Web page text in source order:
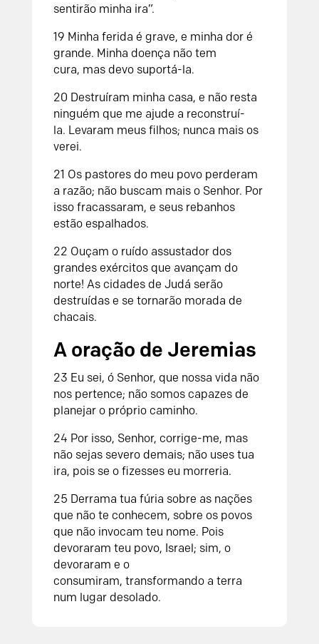
sentirão minha ira”.
19 Minha ferida é grave, e minha dor é
grande. Minha doença não tem
cura, mas devo suportá-la.
20 Destruíram minha casa, e não resta
ninguém que me ajude a reconstruí-
la. Levaram meus filhos; nunca mais os
verei.
21 Os pastores do meu povo perderam
a razão; não buscam mais o Senhor. Por
isso fracassaram, e seus rebanhos
estão espalhados.
22 Ouçam o ruído assustador dos
grandes exércitos que avançam do
norte! As cidades de Judá serão
destruídas e se tornarão morada de
chacais.
A oração de Jeremias
23 Eu sei, ó Senhor, que nossa vida não
nos pertence; não somos capazes de
planejar o próprio caminho.
24 Por isso, Senhor, corrige-me, mas
não sejas severo demais; não uses tua
ira, pois se o fizesses eu morreria.
25 Derrama tua fúria sobre as nações
que não te conhecem, sobre os povos
que não invocam teu nome. Pois
devoraram teu povo, Israel; sim, o
devoraram e o
consumiram, transformando a terra
num lugar desolado.